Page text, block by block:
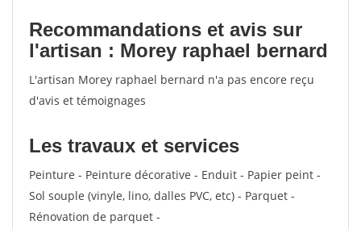
Recommandations et avis sur
l'artisan : Morey raphael bernard
L'artisan Morey raphael bernard n'a pas encore reçu
d'avis et témoignages
Les travaux et services
Peinture - Peinture décorative - Enduit - Papier peint -
Sol souple (vinyle, lino, dalles PVC, etc) - Parquet -
Rénovation de parquet -